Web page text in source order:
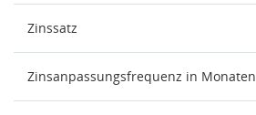
Zinssatz
Zinsanpassungsfrequenz in Monaten